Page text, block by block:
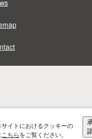
イトにおけるクッキーの
こちら をご覧ください。